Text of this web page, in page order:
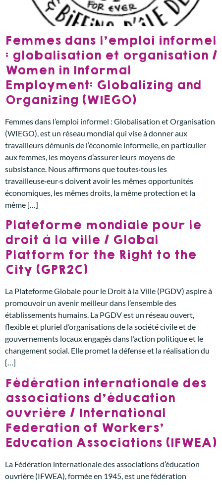
Femmes dans l’emploi informel
: globalisation et organisation /
Women in Informal
Employment: Globalizing and
Organizing (WIEGO)
Femmes dans l’emploi informel : Globalisation et Organisation
(WIEGO), est un réseau mondial qui vise à donner aux
travailleurs démunis de l’économie informelle, en particulier
aux femmes, les moyens d’assurer leurs moyens de
subsistance. Nous affirmons que toutes·tous les
travailleuse·eur·s doivent avoir les mêmes opportunités
économiques, les mêmes droits, la même protection et la
même […]
Plateforme mondiale pour le
droit à la ville / Global
Platform for the Right to the
City (GPR2C)
La Plateforme Globale pour le Droit à la Ville (PGDV) aspire à
promouvoir un avenir meilleur dans l’ensemble des
établissements humains. La PGDV est un réseau ouvert,
flexible et pluriel d’organisations de la société civile et de
gouvernements locaux engagés dans l’action politique et le
changement social. Elle promet la défense et la réalisation du
[…]
Fédération internationale des
associations d’éducation
ouvrière / International
Federation of Workers’
Education Associations (IFWEA)
La Fédération internationale des associations d’éducation
ouvrière (IFWEA), formée en 1945, est une fédération